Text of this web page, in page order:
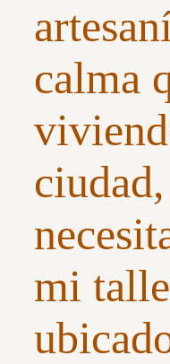
calma
mi